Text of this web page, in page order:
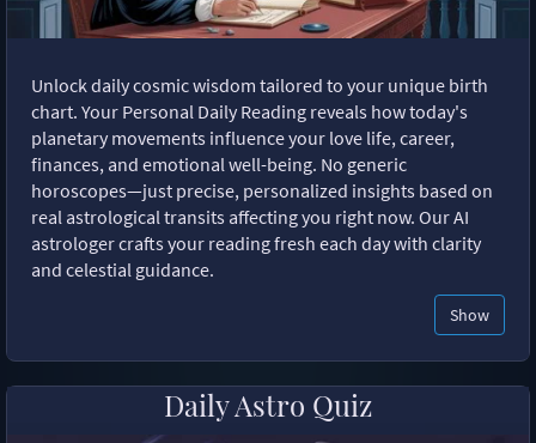
Unlock daily cosmic wisdom tailored to your unique birth
chart. Your Personal Daily Reading reveals how today's
planetary movements influence your love life, career,
finances, and emotional well-being. No generic
horoscopes—just precise, personalized insights based on
real astrological transits affecting you right now. Our AI
astrologer crafts your reading fresh each day with clarity
and celestial guidance.
Show
Daily Astro Quiz